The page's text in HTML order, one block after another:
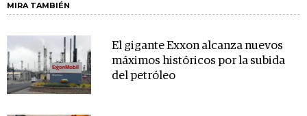
MIRA TAMBIÉN
El gigante Exxon alcanza nuevos
máximos históricos por la subida
del petróleo